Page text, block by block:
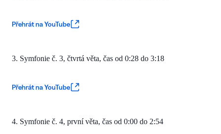
Přehrát na YouTube
3. Symfonie č. 3, čtvrtá věta, čas od 0:28 do 3:18
Přehrát na YouTube
4. Symfonie č. 4, první věta, čas od 0:00 do 2:54